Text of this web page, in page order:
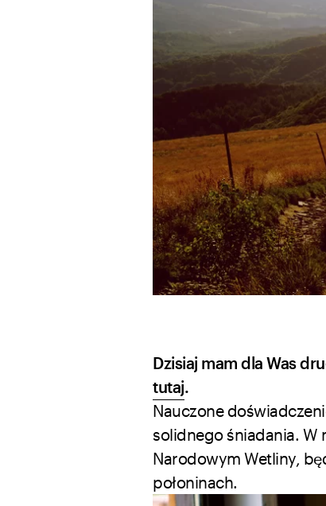
Dzisiaj mam dla Was
tutaj.
Nauczone
solidnego śniadania. W
Narodowym Wetliny,
połoninach.